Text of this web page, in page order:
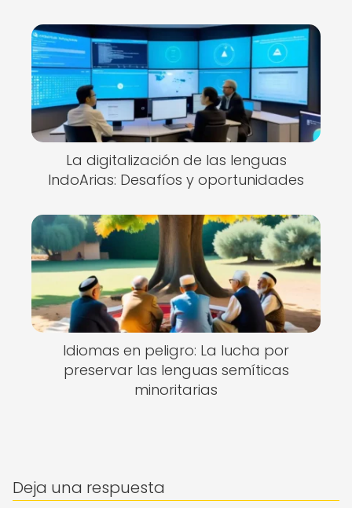
La digitalización de las lenguas
IndoArias: Desafíos y oportunidades
Idiomas en peligro: La lucha por
preservar las lenguas semíticas
minoritarias
Deja una respuesta